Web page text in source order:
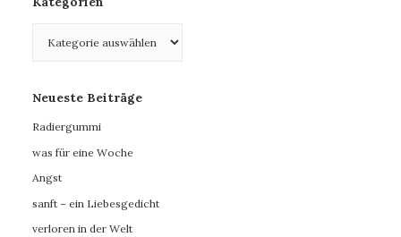
Neueste Beiträge
Radiergummi
was für eine Woche
Angst
sanft – ein Liebesgedicht
verloren in der Welt